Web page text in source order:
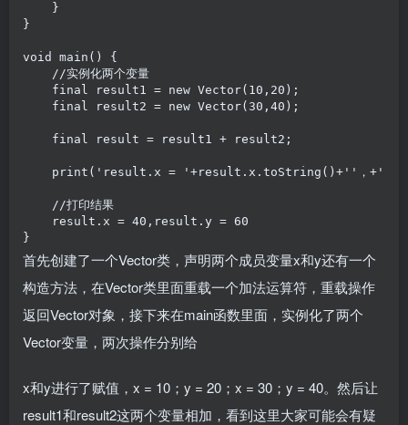
    }
}
void main() {
    //实例化两个变量
    final result1 = new Vector(10,20);
    final result2 = new Vector(30,40);
    final result = result1 + result2;
print('result.x = '+result.x.toString()+''，
    //打印结果
    result.x = 40,result.y = 60
}
首先创建了一个Vector类，声明两个成员变量x和y还有一个
构造方法，在Vector类里面重载一个加法运算符，重载操作
返回Vector对象，接下来在main函数里面，实例化了两个
Vector变量，两次操作分别给
x和y进行了赋值，x = 10；y = 20；x = 30；y = 40。然后让
result1和result2这两个变量相加，看到这里大家可能会有疑